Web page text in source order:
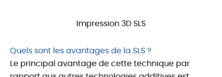
Impression 3D SLS
Quels sont les avantages de la SLS ?
Le principal avantage de cette technique par